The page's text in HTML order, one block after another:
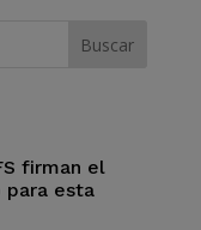
firman el
para esta